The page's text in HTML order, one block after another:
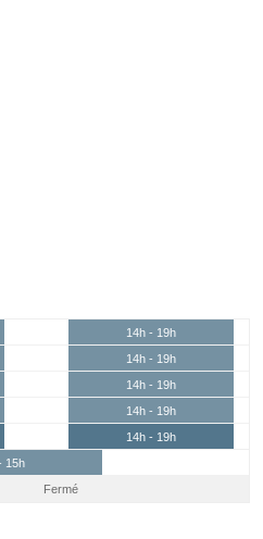
14h - 19h
14h - 19h
14h - 19h
14h - 19h
14h - 19h
15h
Fermé